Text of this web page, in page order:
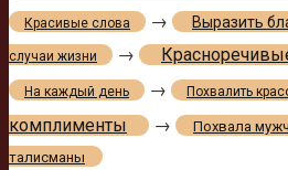
Красивые слова → Выразить
случаи жизни →
На каждый день → Похвалить
комплименты
→ Похвала
талисманы